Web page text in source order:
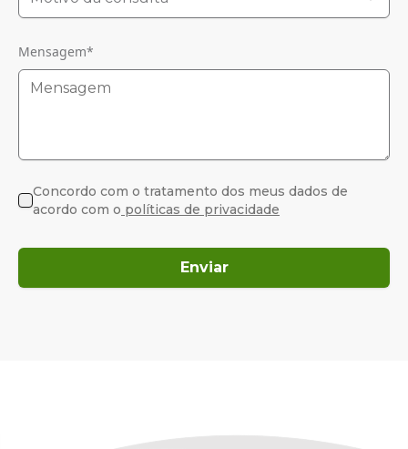
Mensagem*
Concordo com o tratamento dos meus dados de
acordo com o políticas de privacidade
Enviar